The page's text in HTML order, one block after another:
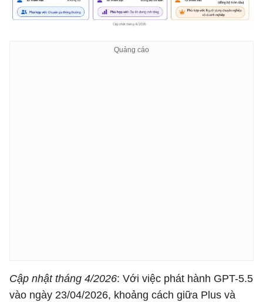
Cập nhật tháng 4/2026: Với việc phát hành GPT-5.5
vào ngày 23/04/2026, khoảng cách giữa Plus và